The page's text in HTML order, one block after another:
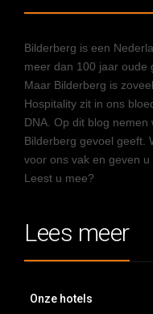
Bilderberg is een
meer dan 100 jaar oude
Maar Bilderberg is
Hospitality zit in ons
DNA. Op dit blog
Bilderberg gevoel geeft.
voor ons vak en geven
Leest u mee?
Lees meer
Onze hotels